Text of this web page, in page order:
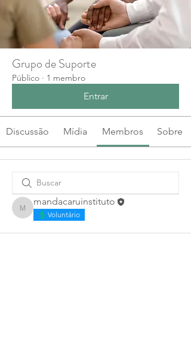
Grupo de Suporte
Público · 1 membro
Entrar
Discussão Mídia Membros Sobre
mandacaruinstituto
mandacaruinstituto
Voluntário